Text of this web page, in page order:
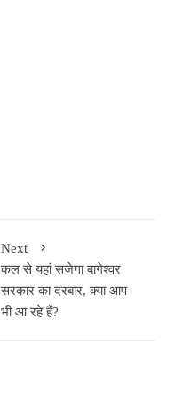
Next
कल से यहां सजेगा बागेश्वर
सरकार का दरबार, क्या आप
भी आ रहे हैं?